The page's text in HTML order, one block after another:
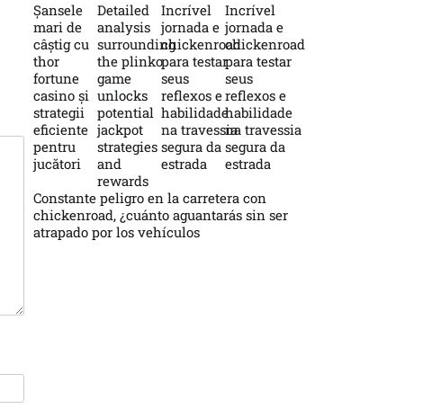
Șansele
mari de
câștig cu
thor
fortune
casino și
strategii
eficiente
pentru
jucători
Detailed
analysis
surrounding
the plinko
game
unlocks
potential
jackpot
strategies
and
rewards
Incrível
jornada e
chickenroad
para testar
seus
reflexos e
habilidade
na travessia
segura da
estrada
Incrível
jornada e
chickenroad
para testar
seus
reflexos e
habilidade
na travessia
segura da
estrada
Constante peligro en la carretera con
chickenroad, ¿cuánto aguantarás sin ser
atrapado por los vehículos